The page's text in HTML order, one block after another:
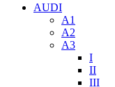
AUDI
A1
A2
A3
I
II
III